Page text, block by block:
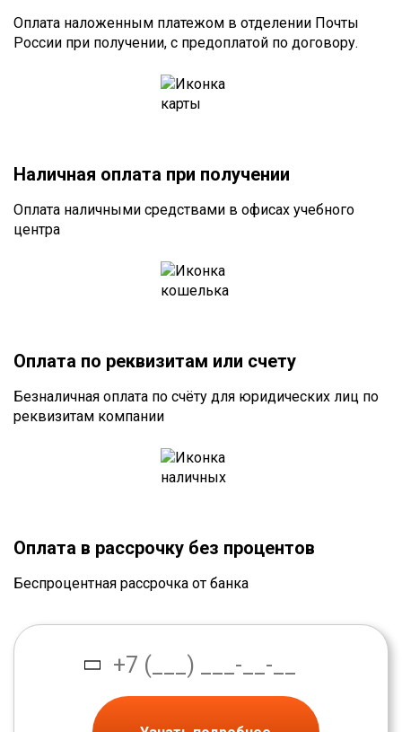
Оплата наложенным платежом в отделении Почты
России при получении, с предоплатой по договору.
Наличная оплата при получении
Оплата наличными средствами в офисах учебного
центра
Оплата по реквизитам или счету
Безналичная оплата по счёту для юридических лиц по
реквизитам компании
Оплата в рассрочку без процентов
Беспроцентная рассрочка от банка